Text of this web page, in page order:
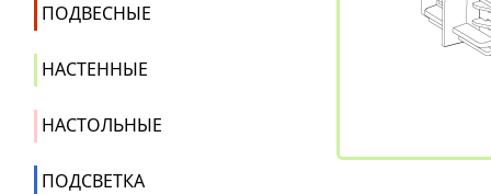
ПОДВЕСНЫЕ
НАСТЕННЫЕ
НАСТОЛЬНЫЕ
ПОДСВЕТКА